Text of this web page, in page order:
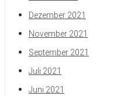
Dezember 2021
November 2021
September 2021
Juli 2021
Juni 2021